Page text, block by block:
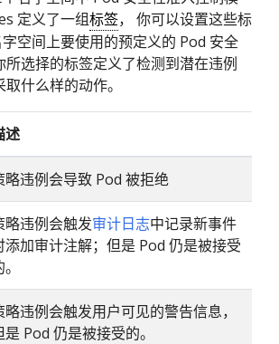
定义了一组标签， 你可以设置这些标
空间上要使用的预定义的 Pod 安全
所选择的标签定义了检测到潜在违例
取什么样的动作。
述
略违例会导致 Pod 被拒绝
略违例会触发审计日志中记录新事件
添加审计注解；但是 Pod 仍是被接受
略违例会触发用户可见的警告信息，
是 Pod 仍是被接受的。